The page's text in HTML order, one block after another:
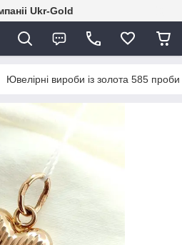
Ukr-Gold
Ювелірні вироби із золота 585 проби